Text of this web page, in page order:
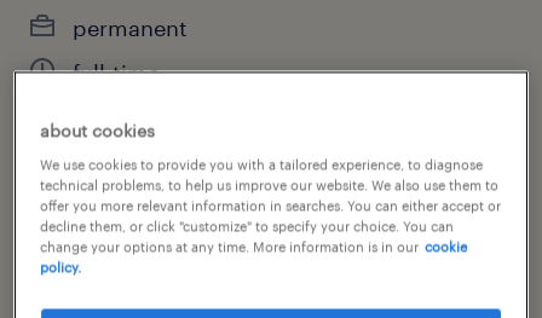
permanent
full-time
job category
other
about cookies
We use cookies to provide you with a tailored experience, to diagnose
technical problems, to help us improve our website. We also use them to
offer you more relevant information in searches. You can either accept or
decline them, or click "customize" to specify your choice. You can
change your options at any time. More information is in our cookie
policy.